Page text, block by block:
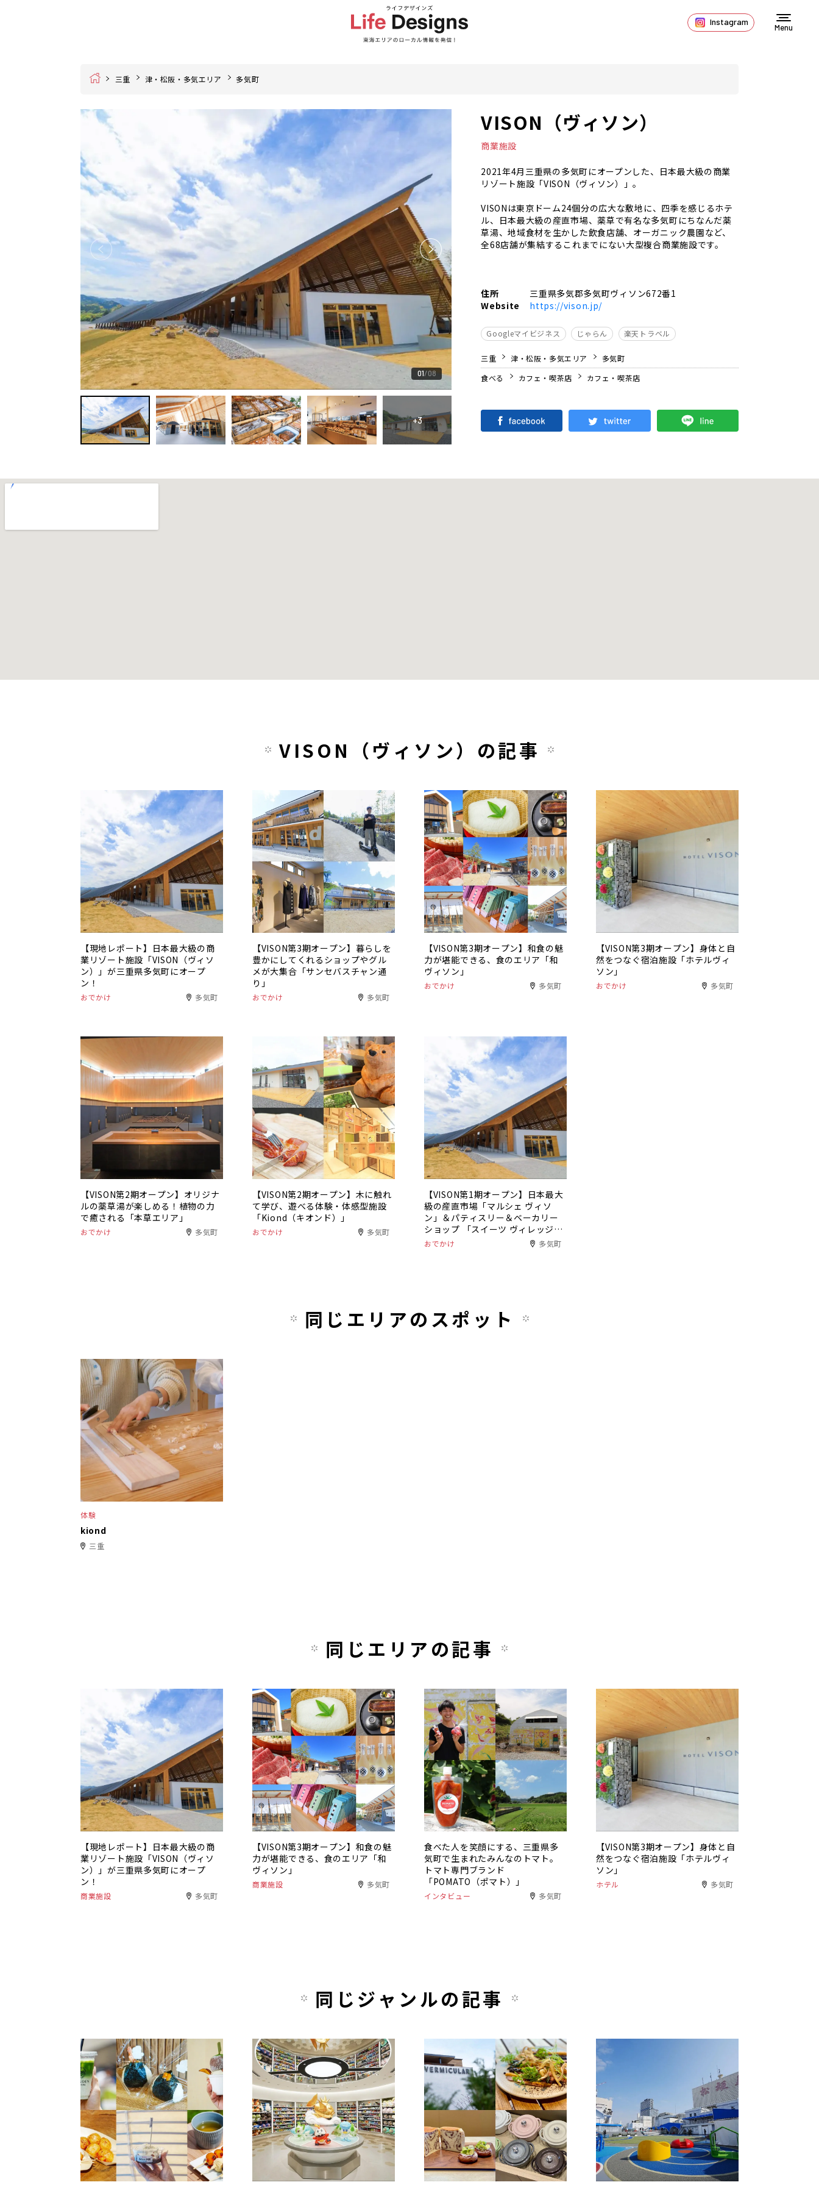
Instagram
Menu
Home 三重 津・松阪・多気エリア 多気町
01 08
+3
VISON（ヴィソン）
商業施設
2021年4月三重県の多気町にオープンした、日本最大級の商業
リゾート施設「VISON（ヴィソン）」。
VISONは東京ドーム24個分の広大な敷地に、四季を感じるホテ
ル、日本最大級の産直市場、薬草で有名な多気町にちなんだ薬
草湯、地域食材を生かした飲食店舗、オーガニック農園など、
全68店舗が集結するこれまでにない大型複合商業施設です。
住所
三重県多気郡多気町ヴィソン672番1
Website
https://vison.jp/
Googleマイビジネス じゃらん 楽天トラベル
三重 津・松阪・多気エリア
多気町
食べる
カフェ・喫茶店 カフェ・喫茶店
VISON（ヴィソン）の記事
【現地レポート】日本最大級の商
業リゾート施設「VISON（ヴィソ
ン）」が三重県多気町にオープ
ン！
おでかけ 多気町
【VISON第3期オープン】暮らしを
豊かにしてくれるショップやグル
メが大集合「サンセバスチャン通
り」
おでかけ 多気町
【VISON第3期オープン】和食の魅
力が堪能できる、食のエリア「和
ヴィソン」
おでかけ 多気町
【VISON第3期オープン】身体と自
然をつなぐ宿泊施設「ホテルヴィ
ソン」
おでかけ 多気町
【VISON第2期オープン】オリジナ
ルの薬草湯が楽しめる！植物の力
で癒される「本草エリア」
おでかけ 多気町
【VISON第2期オープン】木に触れ
て学び、遊べる体験・体感型施設
「Kiond（キオンド）」
おでかけ 多気町
【VISON第1期オープン】日本最大
級の産直市場「マルシェ ヴィソ
ン」＆パティスリー＆ベーカリー
ショップ 「スイーツ ヴィレッジ」
＆猿田彦珈琲
おでかけ 多気町
同じエリアのスポット
体験
kiond
三重
同じエリアの記事
【現地レポート】日本最大級の商
業リゾート施設「VISON（ヴィソ
ン）」が三重県多気町にオープ
ン！
商業施設 多気町
【VISON第3期オープン】和食の魅
力が堪能できる、食のエリア「和
ヴィソン」
商業施設 多気町
食べた人を笑顔にする、三重県多
気町で生まれたみんなのトマト。
トマト専門ブランド
「POMATO（ポマト）」
インタビュー 多気町
【VISON第3期オープン】身体と自
然をつなぐ宿泊施設「ホテルヴィ
ソン」
ホテル 多気町
同じジャンルの記事